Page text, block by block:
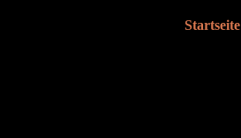
Startseite